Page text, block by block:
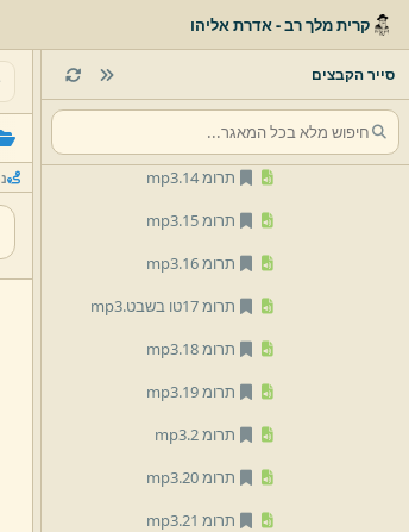
קרית מלך רב - אדרת אליהו
סייר הקבצים
תרומ 11.
mp3
תרומ 13.
תרומ 14.
mp3
תרומ 15.
mp3
תרומ 16.
mp3
תרומ 17טו בשבט.
mp3
תרומ 18.
mp3
תרומ 19.
mp3
תרומ 2.
mp3
תרומ 20.
mp3
תרומ 21.
mp3